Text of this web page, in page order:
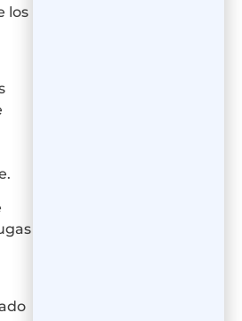
los